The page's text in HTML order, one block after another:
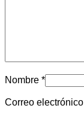
Nombre *
Correo electrónico